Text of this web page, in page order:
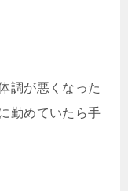
調が悪くなった
勤めていたら手